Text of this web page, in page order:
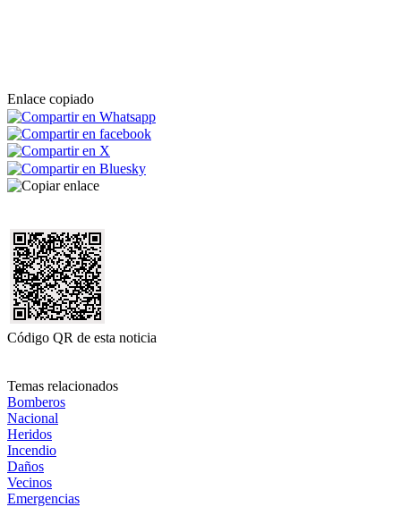
Enlace copiado
Código QR de esta noticia
Temas relacionados
Bomberos
Nacional
Heridos
Incendio
Daños
Vecinos
Emergencias